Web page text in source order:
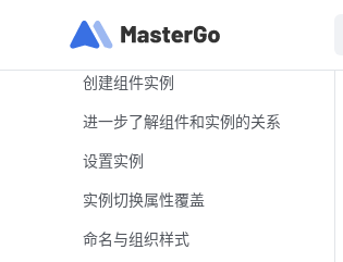
命名与组织组件
创建组件实例
进一步了解组件和实例的关系
设置实例
实例切换属性覆盖
命名与组织样式